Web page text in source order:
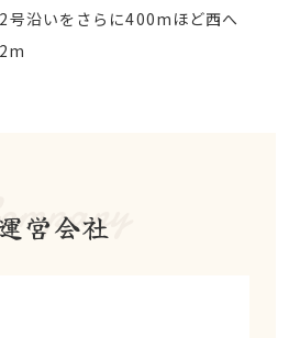
号沿いをさらに400mほど西へ
営会社